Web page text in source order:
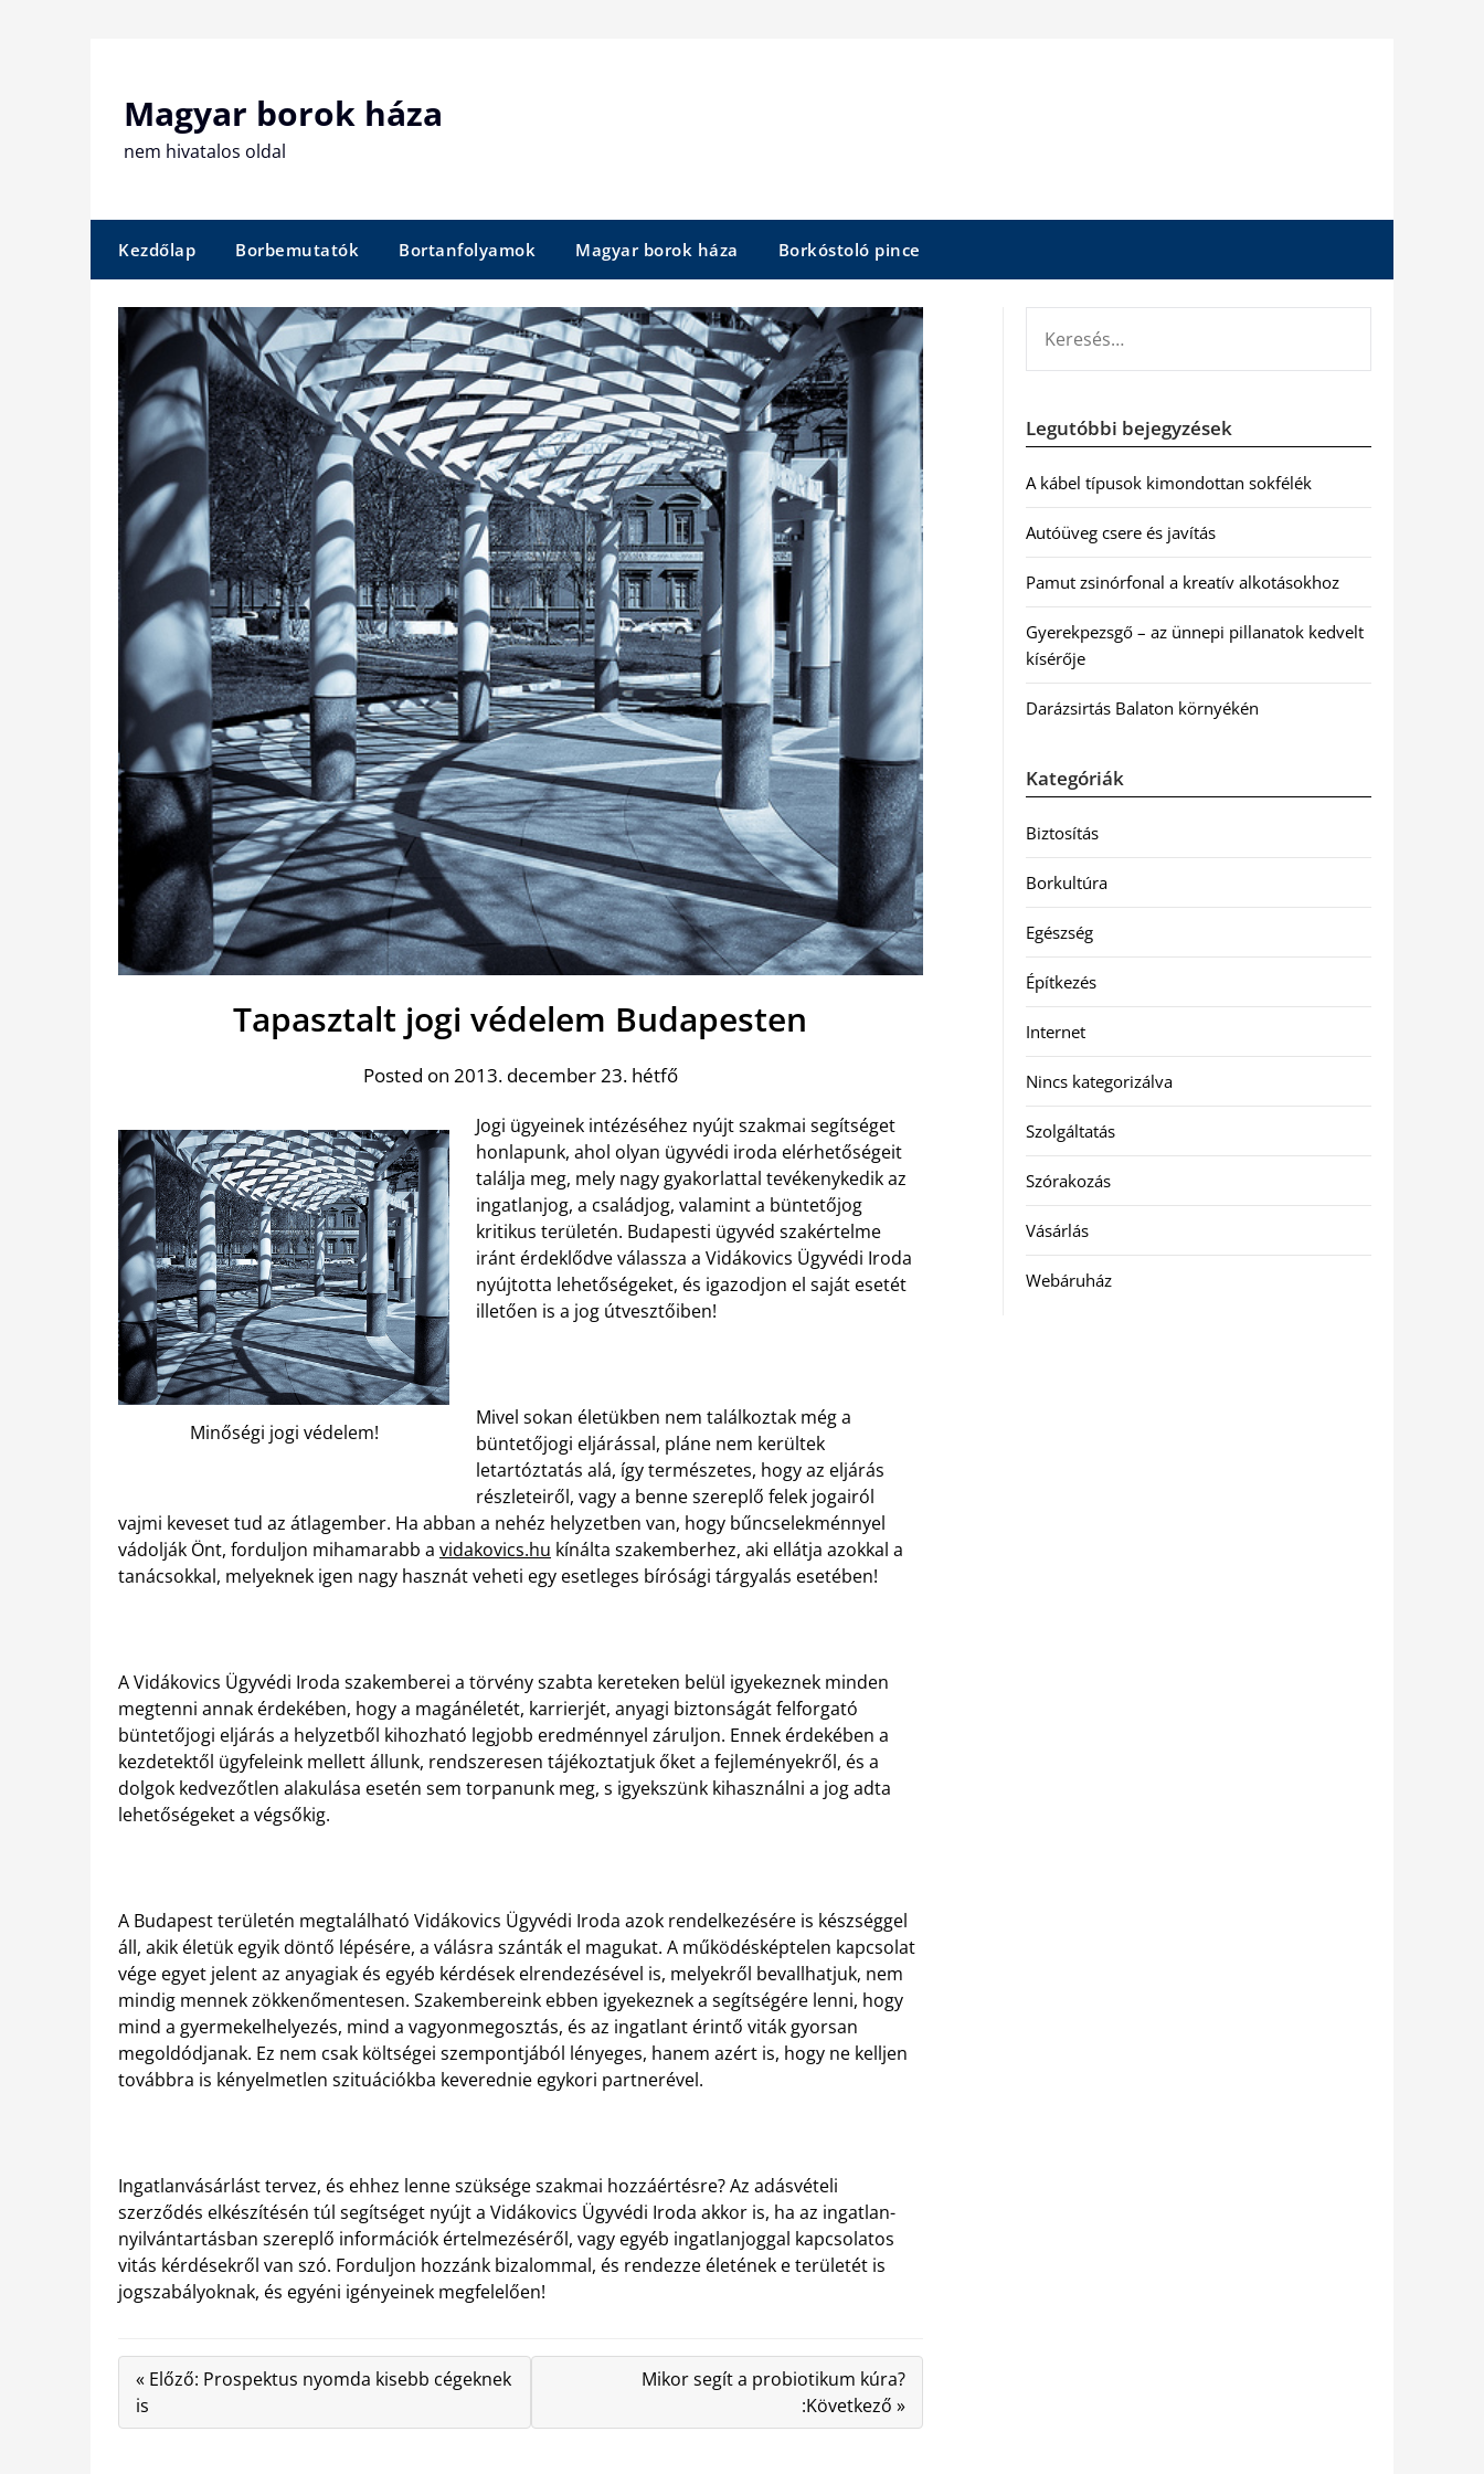
Magyar borok háza
nem hivatalos oldal
Kezdőlap Borbemutatók Bortanfolyamok Magyar borok háza Borkóstoló pince
Tapasztalt jogi védelem Budapesten
Posted on 2013. december 23. hétfő
Minőségi jogi védelem!
Jogi ügyeinek intézéséhez nyújt szakmai segítséget
honlapunk, ahol olyan ügyvédi iroda elérhetőségeit
találja meg, mely nagy gyakorlattal tevékenykedik az
ingatlanjog, a családjog, valamint a büntetőjog
kritikus területén. Budapesti ügyvéd szakértelme
iránt érdeklődve válassza a Vidákovics Ügyvédi Iroda
nyújtotta lehetőségeket, és igazodjon el saját esetét
illetően is a jog útvesztőiben!
Mivel sokan életükben nem találkoztak még a
büntetőjogi eljárással, pláne nem kerültek
letartóztatás alá, így természetes, hogy az eljárás
részleteiről, vagy a benne szereplő felek jogairól
vajmi keveset tud az átlagember. Ha abban a nehéz helyzetben van, hogy bűncselekménnyel
vádolják Önt, forduljon mihamarabb a vidakovics.hu kínálta szakemberhez, aki ellátja azokkal a
tanácsokkal, melyeknek igen nagy hasznát veheti egy esetleges bírósági tárgyalás esetében!
A Vidákovics Ügyvédi Iroda szakemberei a törvény szabta kereteken belül igyekeznek minden
megtenni annak érdekében, hogy a magánéletét, karrierjét, anyagi biztonságát felforgató
büntetőjogi eljárás a helyzetből kihozható legjobb eredménnyel záruljon. Ennek érdekében a
kezdetektől ügyfeleink mellett állunk, rendszeresen tájékoztatjuk őket a fejleményekről, és a
dolgok kedvezőtlen alakulása esetén sem torpanunk meg, s igyekszünk kihasználni a jog adta
lehetőségeket a végsőkig.
A Budapest területén megtalálható Vidákovics Ügyvédi Iroda azok rendelkezésére is készséggel
áll, akik életük egyik döntő lépésére, a válásra szánták el magukat. A működésképtelen kapcsolat
vége egyet jelent az anyagiak és egyéb kérdések elrendezésével is, melyekről bevallhatjuk, nem
mindig mennek zökkenőmentesen. Szakembereink ebben igyekeznek a segítségére lenni, hogy
mind a gyermekelhelyezés, mind a vagyonmegosztás, és az ingatlant érintő viták gyorsan
megoldódjanak. Ez nem csak költségei szempontjából lényeges, hanem azért is, hogy ne kelljen
továbbra is kényelmetlen szituációkba keverednie egykori partnerével.
Ingatlanvásárlást tervez, és ehhez lenne szüksége szakmai hozzáértésre? Az adásvételi
szerződés elkészítésén túl segítséget nyújt a Vidákovics Ügyvédi Iroda akkor is, ha az ingatlan-
nyilvántartásban szereplő információk értelmezéséről, vagy egyéb ingatlanjoggal kapcsolatos
vitás kérdésekről van szó. Forduljon hozzánk bizalommal, és rendezze életének e területét is
jogszabályoknak, és egyéni igényeinek megfelelően!
« Előző: Prospektus nyomda kisebb cégeknek
is
Mikor segít a probiotikum kúra?
:Következő »
Legutóbbi bejegyzések
A kábel típusok kimondottan sokfélék
Autóüveg csere és javítás
Pamut zsinórfonal a kreatív alkotásokhoz
Gyerekpezsgő – az ünnepi pillanatok kedvelt
kísérője
Darázsirtás Balaton környékén
Kategóriák
Biztosítás
Borkultúra
Egészség
Építkezés
Internet
Nincs kategorizálva
Szolgáltatás
Szórakozás
Vásárlás
Webáruház